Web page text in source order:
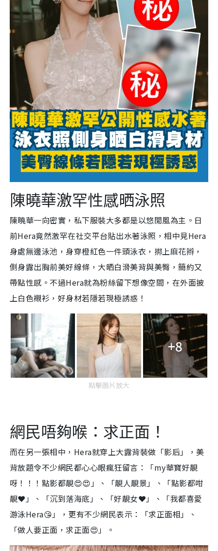
陳曉華激罕性感晒泳照
陳曉華一向密實，私下服裝大多都是以悠閒風為主。日
前Hera竟然激罕在社交平台貼出水著泳照，相中見Hera
身處無邊泳池，身穿橙紅色一件頭泳衣，挷上麻花辫，
側身露出胸前美好線條，大晒白滑美背與美臀，簡約又
帶點性感。不過Hera就為粉絲留下想像空間，在外面披
上白色襯衫，好身材若隱若現極誘惑！
+8
點擊圖片放大
網民唔夠喉：求正面！
而在另一張相中，Hera就穿上大露背裝做「影后」，美
背放題令不少網民都心心眼瘋狂留言：「my華寶好靚
呀！！！點影都靚😍😍」、「靚人靚景」、「點影都咁
靚❤️」、「沉到落海底」、「好靚女❤️」、「我都喜愛
游泳Hera😘」，更有不少網民表示：「求正面相」、
「做人要正面，求正面😍」。